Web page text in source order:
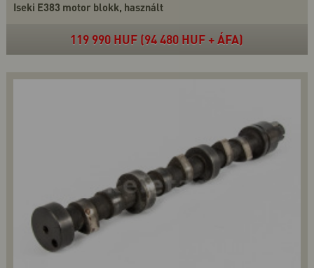
Iseki E383 motor blokk, használt
119 990 HUF (94 480 HUF + ÁFA)